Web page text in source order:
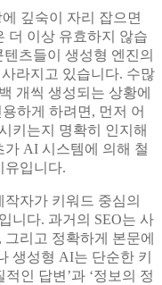
깊숙이 자리 잡으면
더 이상 유효하지 않습
츠들이 생성형 엔진의
라지고 있습니다. 수많
개씩 생성되는 상황에
하게 하려면, 먼저 어
키는지 명확히 인지해
AI 시스템에 의해 철
유입니다.
자가 키워드 중심의
니다. 과거의 SEO는 사
리고 정확하게 본문에
생성형 AI는 단순한 키
인 답변’과 ‘정보의 정